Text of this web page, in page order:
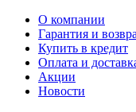
О компании
Гарантия и
Купить в кредит
Оплата и
Акции
Новости